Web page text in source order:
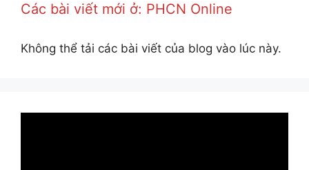
Các bài viết mới ở: PHCN Online
Không thể tải các bài viết của blog vào lúc này.